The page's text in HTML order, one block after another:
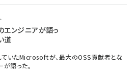
ンジニアが語っ
道
いたMicrosoftが、最大のOSS貢献者とな
語った。